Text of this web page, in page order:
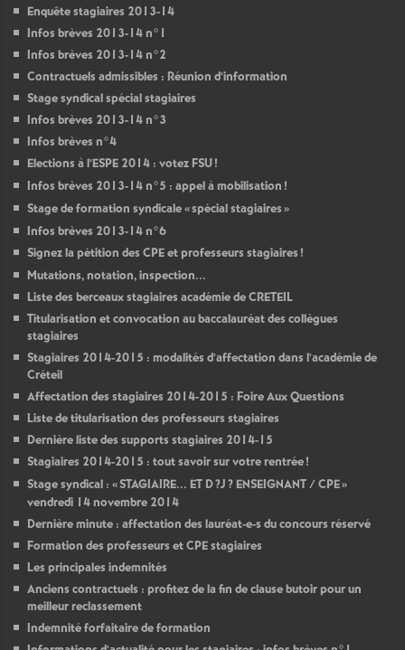
Enquête stagiaires 2013-14
Infos brèves 2013-14 n°1
Infos brèves 2013-14 n°2
Contractuels admissibles : Réunion d’information
Stage syndical spécial stagiaires
Infos brèves 2013-14 n°3
Infos brèves n°4
Elections à l’ESPE 2014 : votezFSU!
Infos brèves 2013-14 n°5 : appel à mobilisation !
Stage de formation syndicale «spécial stagiaires»
Infos brèves 2013-14 n°6
Signez la pétition des CPEet professeurs stagiaires !
Mutations, notation, inspection...
Liste des berceaux stagiaires académie deCRETEIL
Titularisation et convocation au baccalauréat des collègues
stagiaires
Stagiaires 2014-2015 : modalités d’affectation dans l’académie de
Créteil
Affectation des stagiaires 2014-2015 : Foire Aux Questions
Liste de titularisation des professeurs stagiaires
Dernière liste des supports stagiaires 2014-15
Stagiaires 2014-2015 : tout savoir sur votre rentrée!
Stage syndical : «STAGIAIRE... ET D?J?ENSEIGNANT/CPE»
vendredi 14 novembre 2014
Dernière minute : affectation des lauréat-e-s du concours réservé
Formation des professeurs etCPEstagiaires
Les principales indemnités
Anciens contractuels : profitez de la fin de clause butoir pour un
meilleur reclassement
Indemnité forfaitaire de formation